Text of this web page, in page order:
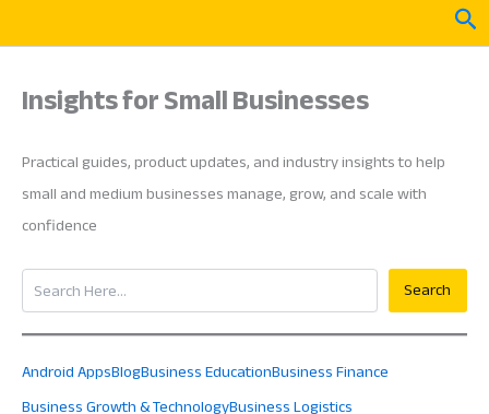
Insights for Small Businesses
Practical guides, product updates, and industry insights to help
small and medium businesses manage, grow, and scale with
confidence
Search
Search
Android AppsBlogBusiness EducationBusiness Finance
Business Growth & TechnologyBusiness Logistics